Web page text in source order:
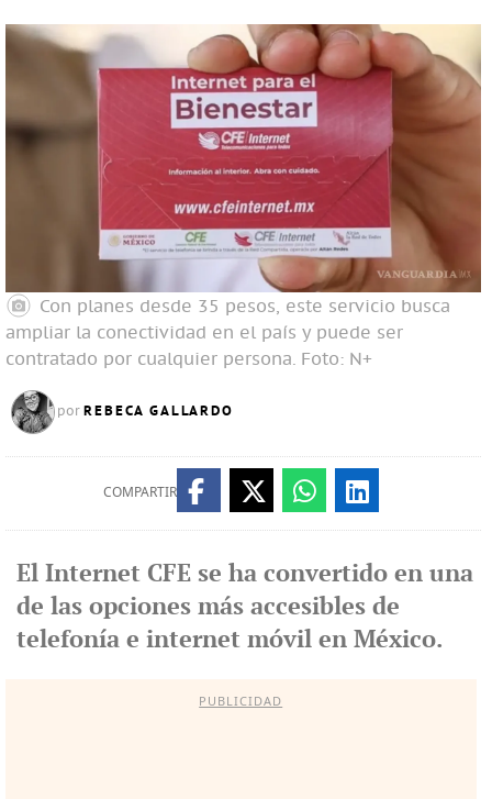
Con planes desde 35 pesos, este servicio busca
ampliar la conectividad en el país y puede ser
contratado por cualquier persona. Foto: N+
por REBECA GALLARDO
COMPARTIR
El Internet CFE se ha convertido en una
de las opciones más accesibles de
telefonía e internet móvil en México.
PUBLICIDAD